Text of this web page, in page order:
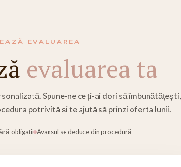
EVALUAREA
evaluarea ta
Spune-ne ce ți-ai dori să îmbunătățești,
potrivită și te ajută să prinzi oferta lunii.
obligații Avansul se deduce din procedură